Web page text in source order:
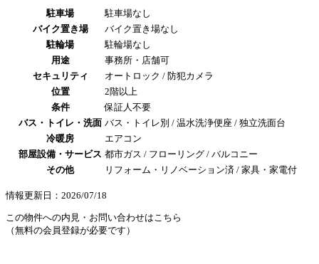
駐車場
駐車場なし
バイク置き場
バイク置き場なし
駐輪場
駐輪場なし
用途
事務所・店舗可
セキュリティ
オートロック / 防犯カメラ
位置
2階以上
条件
保証人不要
バス・トイレ・洗面 バス・トイレ別 / 温水洗浄便座 / 独立洗面台
冷暖房
エアコン
部屋設備・サービス 都市ガス / フローリング / バルコニー
その他
リフォーム・リノベーション済 / 家具・家電付
情報更新日：2026/07/18
この物件への内見・お問い合わせはこちら
（無料の会員登録が必要です）